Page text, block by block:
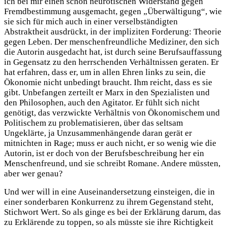
Fremdbestimmung ausgemacht, gegen „Überwältigung“, wie
sie sich für mich auch in einer verselbständigten
Abstraktheit ausdrückt, in der impliziten Forderung: Theorie
gegen Leben. Der menschenfreundliche Mediziner, den sich
die Autorin ausgedacht hat, ist durch seine Berufsauffassung
in Gegensatz zu den herrschenden Verhältnissen geraten. Er
hat erfahren, dass er, um in allen Ehren links zu sein, die
Ökonomie nicht unbedingt braucht. Ihm reicht, dass es sie
gibt. Unbefangen zerteilt er Marx in den Spezialisten und
den Philosophen, auch den Agitator. Er fühlt sich nicht
genötigt, das verzwickte Verhältnis von Ökonomischem und
Politischem zu problematisieren, über das seltsam
Ungeklärte, ja Unzusammenhängende daran gerät er
mitnichten in Rage; muss er auch nicht, er so wenig wie die
Autorin, ist er doch von der Berufsbeschreibung her ein
Menschenfreund, und sie schreibt Romane. Andere müssten,
aber wer genau?
Und wer will in eine Auseinandersetzung einsteigen, die in
einer sonderbaren Konkurrenz zu ihrem Gegenstand steht,
Stichwort Wert. So als ginge es bei der Erklärung darum, das
zu Erklärende zu toppen, so als müsste sie ihre Richtigkeit